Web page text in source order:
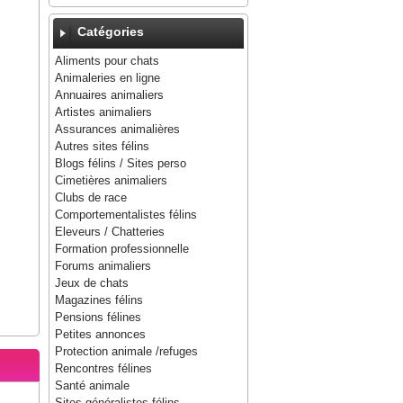
Catégories
Aliments pour chats
Animaleries en ligne
Annuaires animaliers
Artistes animaliers
Assurances animalières
Autres sites félins
Blogs félins / Sites perso
Cimetières animaliers
Clubs de race
Comportementalistes félins
Eleveurs / Chatteries
Formation professionnelle
Forums animaliers
Jeux de chats
Magazines félins
Pensions félines
Petites annonces
Protection animale /refuges
Rencontres félines
Santé animale